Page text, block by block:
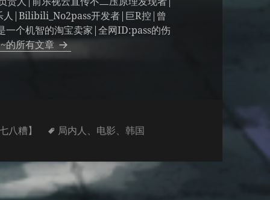
人|Bilibili_No2pass开发者|巨R控|曾
一个机智的淘宝卖家|全网ID:pass的伤
的所有文章
八糟】
标
局内人、 电影、韩国